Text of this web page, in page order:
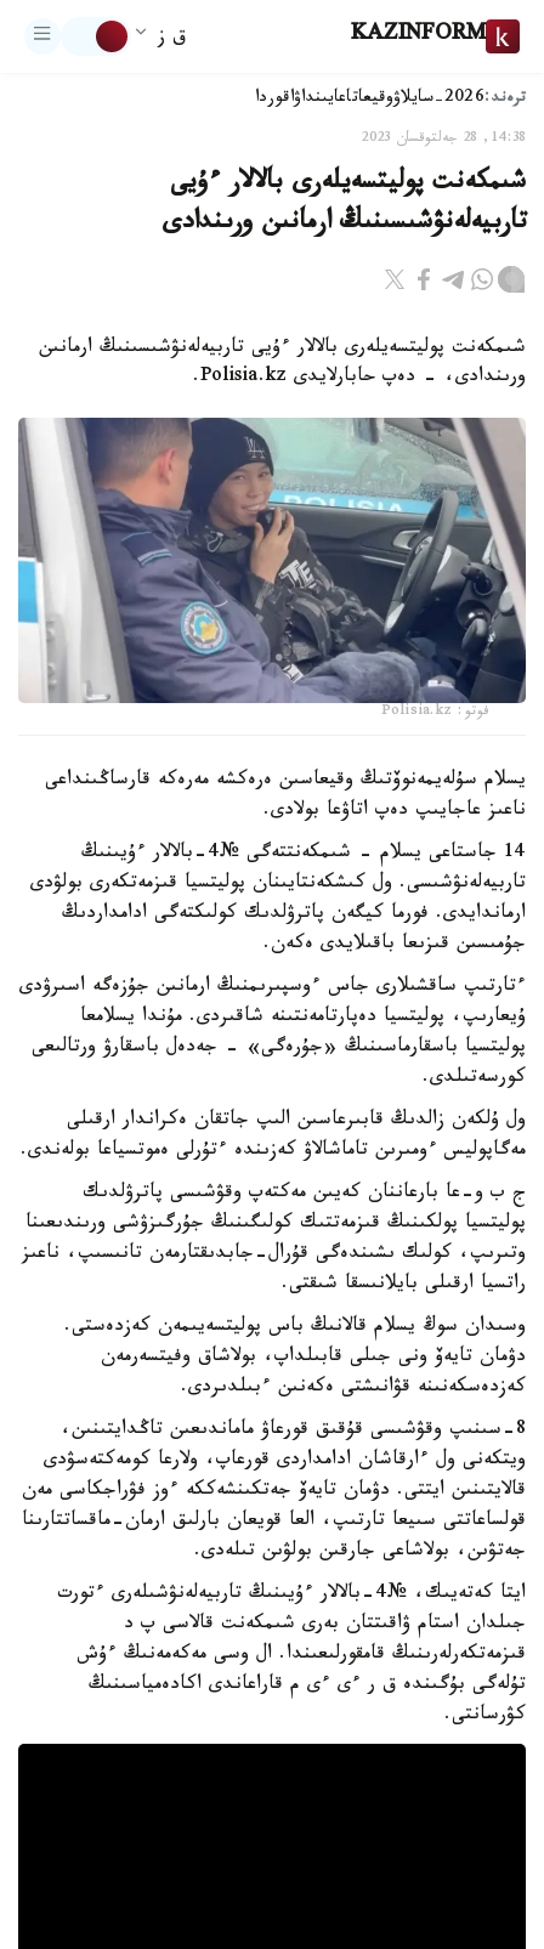
KAZINFORM ق ز
ترەند:2026-سايلاۋ وقيعاتاعايىنداۋاقوردا
14:38, 28 جەلتوقسان 2023
شىمكەنت پوليتسەيلەرى بالالار ءۇيى
تاربيەلەنۋشىسىنىڭ ارمانىن ورىندادى
شىمكەنت پوليتسەيلەرى بالالار ءۇيى تاربيەلەنۋشىسىنىڭ ارمانىن
ورىندادى، - دەپ حابارلايدى Polisia.kz.
فوتو: Polisia.kz
يسلام سۇلەيمەنوۆتىڭ وقيعاسىن ەرەكشە مەرەكە قارساڭىنداعى
ناعىز عاجايىپ دەپ اتاۋعا بولادى.
14 جاستاعى يسلام - شىمكەنتتەگى №4-بالالار ءۇيىنىڭ
تاربيەلەنۋشىسى. ول كىشكەنتايىنان پوليتسيا قىزمەتكەرى بولۋدى
ارماندايدى. فورما كيگەن پاترۋلدىك كولىكتەگى ادامداردىڭ
جۇمىسىن قىزىعا باقىلايدى ەكەن.
ءتارتىپ ساقشىلارى جاس ءوسپىرىمنىڭ ارمانىن جۇزەگە اسىرۋدى
ۇيعارىپ، پوليتسيا دەپارتامەنتىنە شاقىردى. مۇندا يسلامعا
پوليتسيا باسقارماسىنىڭ «جۇرەگى» - جەدەل باسقارۋ ورتالىعى
كورسەتىلدى.
ول ۇلكەن زالدىڭ قابىرعاسىن الىپ جاتقان ەكراندار ارقىلى
مەگاپوليس ءومىرىن تاماشالاۋ كەزىندە ءتۇرلى ەموتسياعا بولەندى.
ج ب و-عا بارعاننان كەيىن مەكتەپ وقۋشىسى پاترۋلدىك
پوليتسيا پولكىنىڭ قىزمەتتىك كولىگىنىڭ جۇرگىزۋشى ورىندىعىنا
وتىرىپ، كولىك ىشىندەگى قۇرال-جابدىقتارمەن تانىسىپ، ناعىز
راتسيا ارقىلى بايلانىسقا شىقتى.
وسىدان سوڭ يسلام قالانىڭ باس پوليتسەيىمەن كەزدەستى.
دۋمان تايەۆ ونى جىلى قابىلداپ، بولاشاق وفيتسەرمەن
كەزدەسكەنىنە قۋانىشتى ەكەنىن ءبىلدىردى.
8-سىنىپ وقۋشىسى قۇقىق قورعاۋ ماماندىعىن تاڭدايتىنىن،
ويتكەنى ول ءارقاشان ادامداردى قورعاپ، ولارعا كومەكتەسۋدى
قالايتىنىن ايتتى. دۋمان تايەۆ جەتكىنشەككە ءوز فۋراجكاسى مەن
قولساعاتتى سىيعا تارتىپ، العا قويعان بارلىق ارمان-ماقساتتارىنا
جەتۋىن، بولاشاعى جارقىن بولۋىن تىلەدى.
ايتا كەتەيىك، №4-بالالار ءۇيىنىڭ تاربيەلەنۋشىلەرى ءتورت
جىلدان استام ۋاقىتتان بەرى شىمكەنت قالاسى پ د
قىزمەتكەرلەرىنىڭ قامقورلىعىندا. ال وسى مەكەمەنىڭ ءۇش
تۇلەگى بۇگىندە ق ر ءى ءى م قاراعاندى اكادەمياسىنىڭ
كۋرسانتى.